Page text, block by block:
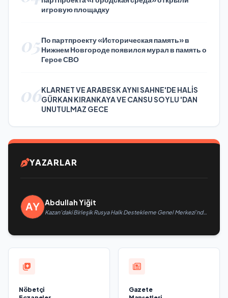
игровую площадку
05По партпроекту «Историческая память» в
Нижнем Новгороде появился мурал в память о
Герое СВО
06KLARNET VE ARABESK AYNI SAHNE'DE HALİS
GÜRKAN KIRANKAYA VE CANSU SOYLU 'DAN
UNUTULMAZ GECE
YAZARLAR
Abdullah Yiğit
Kazan’daki Birleşik Rusya Halk Destekleme Genel Merkezi’nde
Nöbetçi
Gazete